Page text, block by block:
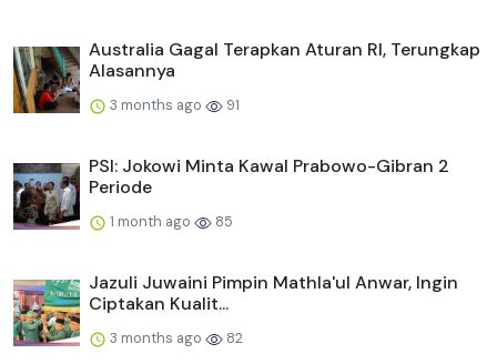
Australia Gagal Terapkan Aturan RI, Terungkap
Alasannya
3 months ago 91
PSI: Jokowi Minta Kawal Prabowo-Gibran 2
Periode
1 month ago 85
Jazuli Juwaini Pimpin Mathla'ul Anwar, Ingin
Ciptakan Kualit...
3 months ago 82